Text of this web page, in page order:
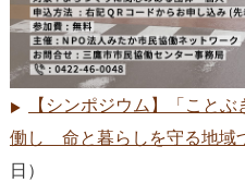
【シンポジウム】「こと
働し 命と暮らしを守る地域
日 ）